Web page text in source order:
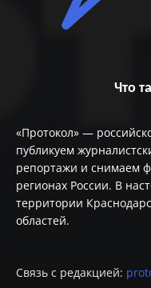
Что
«Протокол» —
публикуем
репортажи и снимаем
регионах России. В
территории
областей.
Связь с редакцией: